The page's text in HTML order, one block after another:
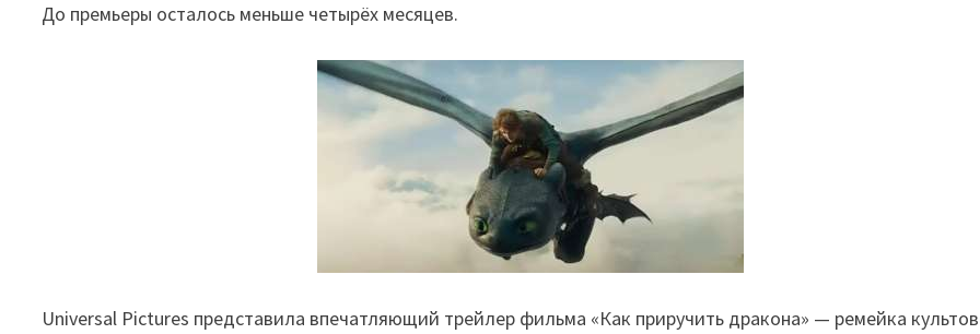
До премьеры осталось меньше четырёх месяцев.
Universal Pictures представила впечатляющий трейлер фильма «Как приручить дракона» — ремейка